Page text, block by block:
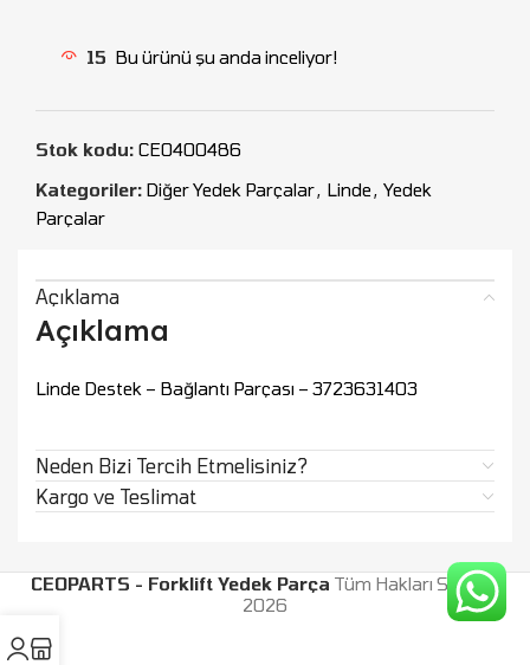
15 Bu ürünü şu anda inceliyor!
Stok kodu: CEO400486
Kategoriler: Diğer Yedek Parçalar, Linde, Yedek
Parçalar
Açıklama
Açıklama
Linde Destek – Bağlantı Parçası – 3723631403
Neden Bizi Tercih Etmelisiniz?
Kargo ve Teslimat
CEOPARTS - Forklift Yedek Parça Tüm Hakları Saklıdır.
2026